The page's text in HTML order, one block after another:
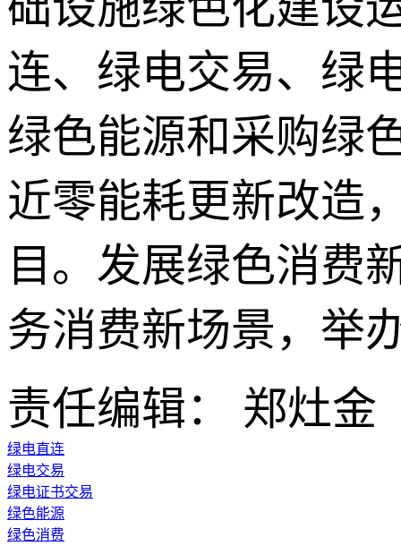
连、绿电交易、绿
绿色能源和采购绿
近零能耗更新改造
目。发展绿色消费
务消费新场景，举
责任编辑： 郑灶金
绿电直连
绿电交易
绿电证书交易
绿色能源
绿色消费